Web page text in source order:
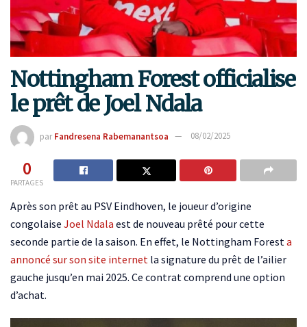
Nottingham Forest officialise
le prêt de Joel Ndala
par Fandresena Rabemanantsoa 08/02/2025
0
PARTAGES
Après son prêt au PSV Eindhoven, le joueur d’origine
congolaise Joel Ndala est de nouveau prêté pour cette
seconde partie de la saison. En effet, le Nottingham Forest a
annoncé sur son site internet la signature du prêt de l’ailier
gauche jusqu’en mai 2025. Ce contrat comprend une option
d’achat.